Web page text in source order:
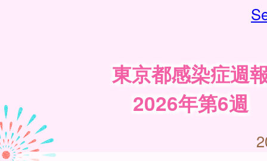
東京都感染症週
2026年第6週